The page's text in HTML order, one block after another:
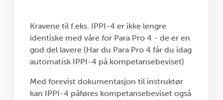
Kravene til f.eks. IPPI-4 er ikke lengre
identiske med våre for Para Pro 4 - de er en
god del lavere (Har du Para Pro 4 får du idag
automatisk IPPI-4 på kompetansebeviset)
Med forevist dokumentasjon til instruktør
kan IPPI-4 påføres kompetansebeviset også